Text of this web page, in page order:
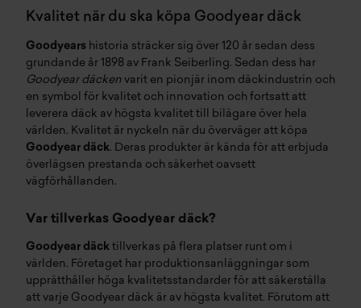
Kvalitet när du ska köpa Goodyear däck
Goodyears historia sträcker sig över 120 år sedan dess
grundande år 1898 av Frank Seiberling. Sedan dess har
Goodyear däcken varit en pionjär inom däckindustrin och
en symbol för kvalitet och innovation och fortsatt att
leverera däck av högsta kvalitet till bilägare över hela
världen. Kvalitet är nyckeln när du överväger att köpa
Goodyear däck. Deras produkter är kända för att erbjuda
överlägsen prestanda och säkerhet oavsett
vägförhållanden.
Var tillverkas Goodyear däck?
Goodyear däck tillverkas på flera platser runt om i
världen. Företaget har produktionsanläggningar som
upprätthåller höga kvalitetsstandarder för att säkerställa
att varje Goodyear däck är av högsta kvalitet. Förutom att